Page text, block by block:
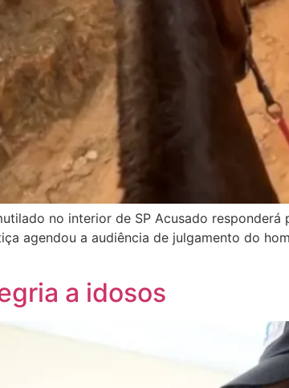
no interior de SP Acusado responderá
agendou a audiência de julgamento do
a idosos